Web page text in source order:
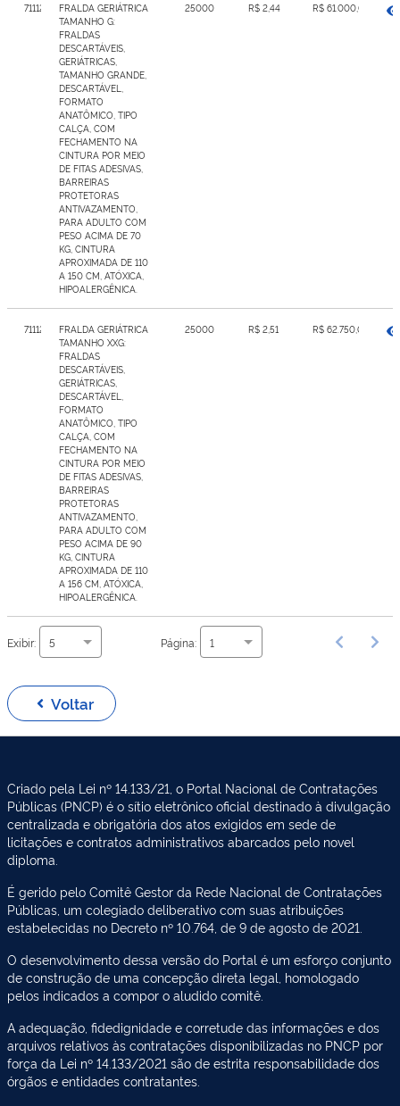
7111233
FRALDA GERIÁTRICA
TAMANHO G:
FRALDAS
DESCARTÁVEIS,
GERIÁTRICAS,
TAMANHO GRANDE,
DESCARTÁVEL,
FORMATO
ANATÔMICO, TIPO
CALÇA, COM
FECHAMENTO NA
CINTURA POR MEIO
DE FITAS ADESIVAS,
BARREIRAS
PROTETORAS
ANTIVAZAMENTO,
PARA ADULTO COM
PESO ACIMA DE 70
KG, CINTURA
APROXIMADA DE 110
A 150 CM, ATÓXICA,
HIPOALERGÊNICA.
25000 R$ 2,44 R$ 61.000,00
7111234
FRALDA GERIÁTRICA
TAMANHO XXG:
FRALDAS
DESCARTÁVEIS,
GERIÁTRICAS,
DESCARTÁVEL,
FORMATO
ANATÔMICO, TIPO
CALÇA, COM
FECHAMENTO NA
CINTURA POR MEIO
DE FITAS ADESIVAS,
BARREIRAS
PROTETORAS
ANTIVAZAMENTO,
PARA ADULTO COM
PESO ACIMA DE 90
KG, CINTURA
APROXIMADA DE 110
A 156 CM, ATÓXICA,
HIPOALERGÊNICA.
25000 R$ 2,51 R$ 62.750,00
Exibir: 5 Página: 1
Voltar
Criado pela Lei nº 14.133/21, o Portal Nacional de Contratações
Públicas (PNCP) é o sítio eletrônico oficial destinado à divulgação
centralizada e obrigatória dos atos exigidos em sede de
licitações e contratos administrativos abarcados pelo novel
diploma.
É gerido pelo Comitê Gestor da Rede Nacional de Contratações
Públicas, um colegiado deliberativo com suas atribuições
estabelecidas no Decreto nº 10.764, de 9 de agosto de 2021.
O desenvolvimento dessa versão do Portal é um esforço conjunto
de construção de uma concepção direta legal, homologado
pelos indicados a compor o aludido comitê.
A adequação, fidedignidade e corretude das informações e dos
arquivos relativos às contratações disponibilizadas no PNCP por
força da Lei nº 14.133/2021 são de estrita responsabilidade dos
órgãos e entidades contratantes.